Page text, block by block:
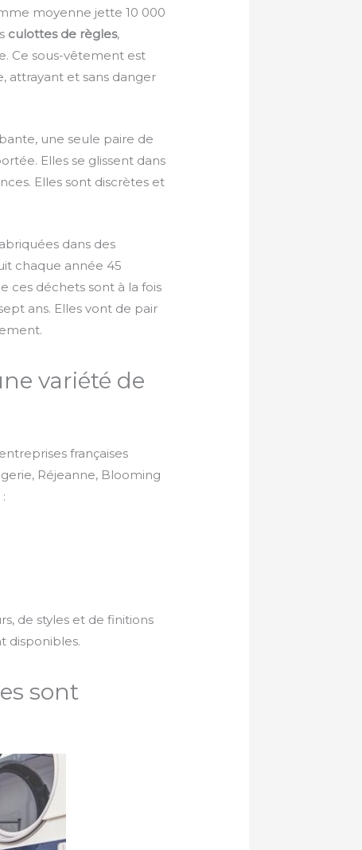
moyenne jette 10 000
culottes de règles,
Ce sous-vêtement est
attrayant et sans danger
une seule paire de
Elles se glissent dans
Elles sont discrètes et
dans des
chaque année 45
ces déchets sont à la fois
ans. Elles vont de pair
variété de
françaises
Réjeanne, Blooming
de styles et de finitions
disponibles.
sont